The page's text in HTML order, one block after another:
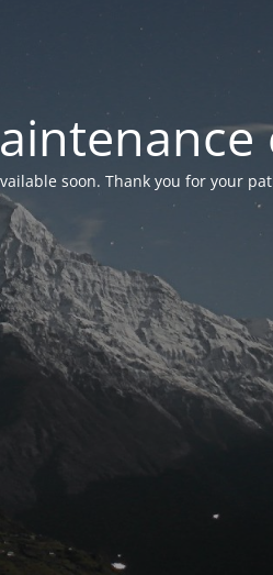
soon. Thank you for your